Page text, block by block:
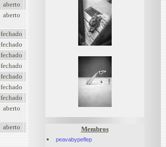
aberto
aberto
fechado
fechado
fechado
fechado
fechado
fechado
fechado
aberto
aberto Membros
peavabypeflep